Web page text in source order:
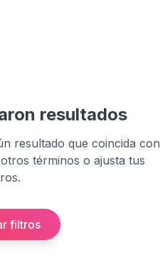
resultados
resultado que coincida con
términos o ajusta tus
filtros